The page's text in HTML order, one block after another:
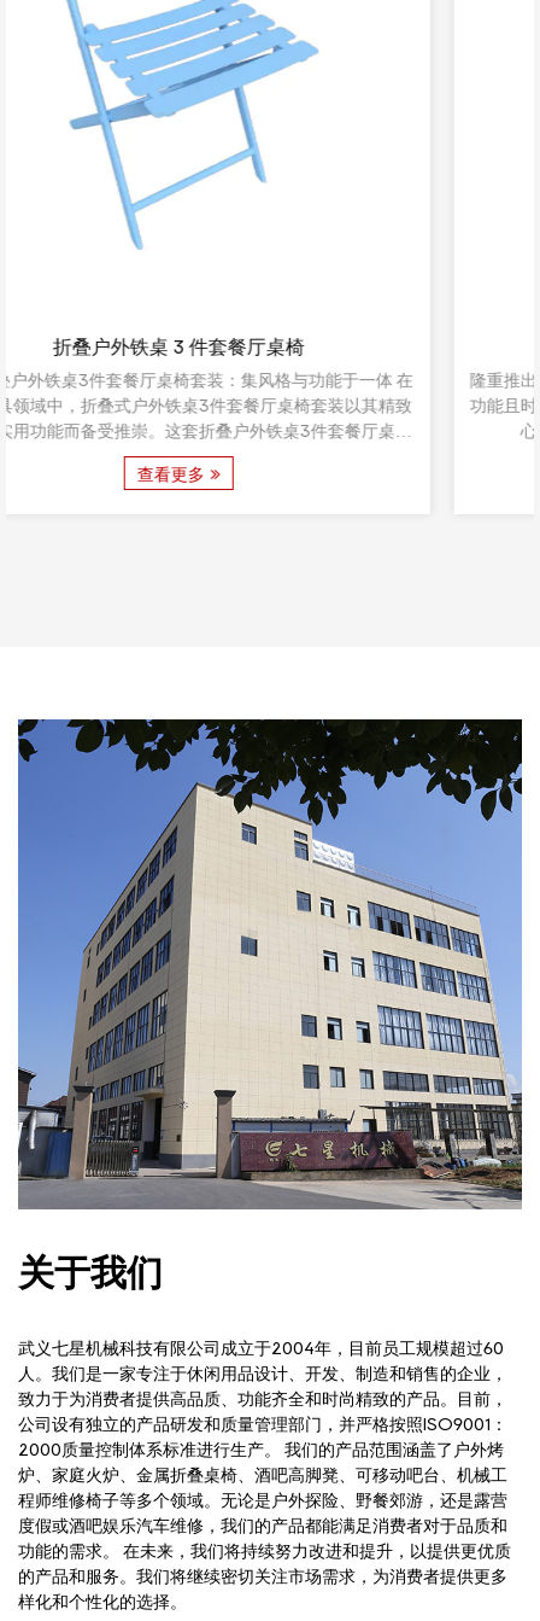
圆形可折叠金属咖啡桌
隆重推出我们的圆形可折叠金属咖啡桌，它是任何生活空间的多
功能且时尚的补充，将功能与现代设计无缝融合。这款咖啡桌精
心打造，重新定义了便利性和审美吸引力的概念。
关于我们
武义七星机械科技有限公司成立于2004年，目前员工规模超过60
人。我们是一家专注于休闲用品设计、开发、制造和销售的企业，
致力于为消费者提供高品质、功能齐全和时尚精致的产品。目前，
公司设有独立的产品研发和质量管理部门，并严格按照ISO9001：
2000质量控制体系标准进行生产。 我们的产品范围涵盖了户外烤
炉、家庭火炉、金属折叠桌椅、酒吧高脚凳、可移动吧台、机械工
程师维修椅子等多个领域。无论是户外探险、野餐郊游，还是露营
度假或酒吧娱乐汽车维修，我们的产品都能满足消费者对于品质和
功能的需求。 在未来，我们将持续努力改进和提升，以提供更优质
的产品和服务。我们将继续密切关注市场需求，为消费者提供更多
样化和个性化的选择。